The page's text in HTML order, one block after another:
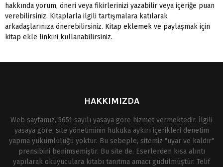
hakkında yorum, öneri veya fikirlerinizi yazabilir veya içeriğe puan
verebilirsiniz. Kitaplarla ilgili tartışmalara katılarak
arkadaşlarınıza önerebilirsiniz. Kitap eklemek ve paylaşmak için
kitap ekle linkini kullanabilirsiniz.
HAKKIMIZDA
Web sayfamız, 5651 sayılı yasaya göre hizmet vermektedir. İlgili
yasaya göre, site yönetiminin hukuka aykırı içerikleri denetim
yapma yükümlülüğü yoktur. Bu sebeple, sitemiz "uyar ve kaldır"
prensibini benimsemiştir. Bu site de, Eserlerden kısa alıntı
yapılarak okuyuculara kitabı tanıtma amacı güdülmüştür. Telif